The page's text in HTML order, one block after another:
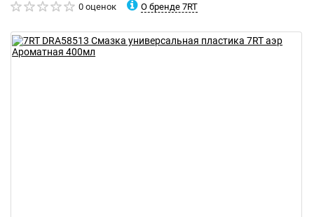
0 оценок О бренде 7RT